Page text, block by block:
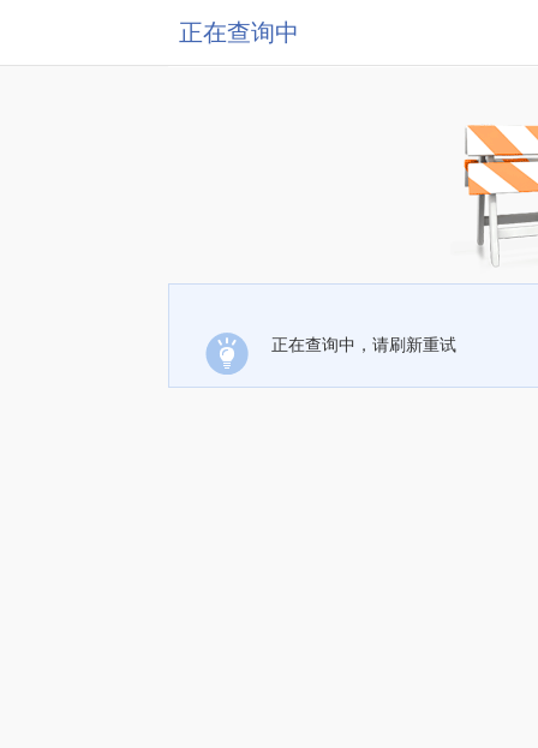
正在查询中
正在查询中，请刷新重试